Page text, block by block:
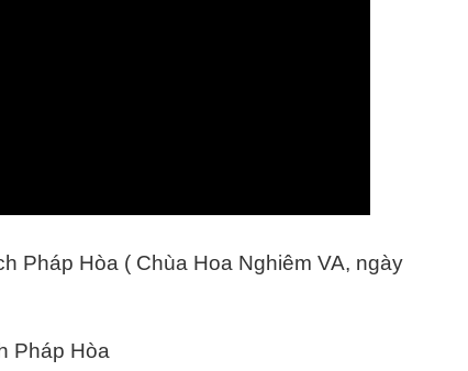
Pháp Hòa ( Chùa Hoa Nghiêm VA, ngày
Pháp Hòa